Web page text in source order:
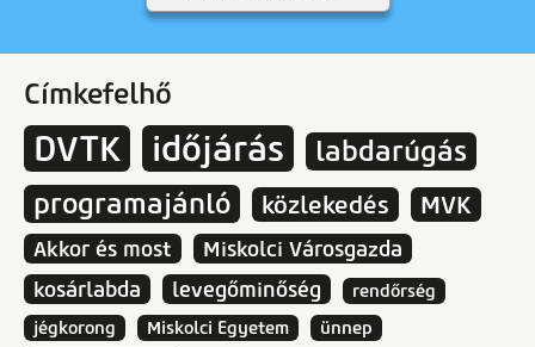
Címkefelhő
DVTK időjárás
labdarúgás
programajánló
közlekedés MVK
Akkor és most
Miskolci Városgazda
kosárlabda
levegőminőség
rendőrség
jégkorong
Miskolci Egyetem
ünnep